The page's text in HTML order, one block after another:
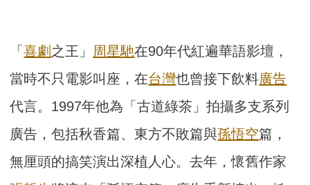
「喜劇 之王」 周星馳在90年代紅遍華語影壇，
當時不只電影叫座，在台灣也曾接下飲料廣告
代言。1997年他為「古道綠茶」拍攝多支系列
廣告，包括秋香篇、東方不敗篇與孫悟空篇，
無厘頭的搞笑演出深植人心。去年，懷舊作家